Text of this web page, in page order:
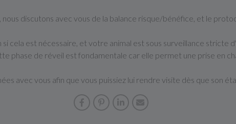
discutons avec vous de la balance risque/bénéfice, et le
cela est nécessaire, et votre animal est sous surveillance stricte
phase de réveil est fondamentale car elle permet une prise en
avec vous afin que vous puissiez lui rendre visite dès que son